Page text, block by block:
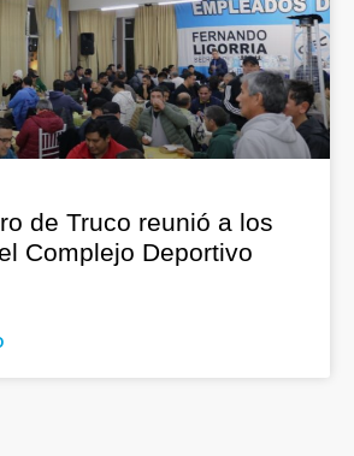
de Truco reunió a los
Complejo Deportivo